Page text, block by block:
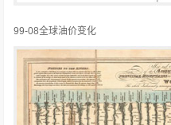
99-08全球油价变化